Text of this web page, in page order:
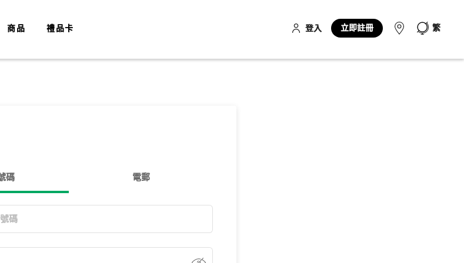
商品 禮品卡 登入 立即註冊 繁
碼 電郵